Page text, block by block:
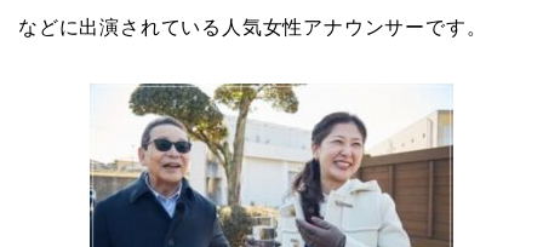
などに出演されている人気女性アナウンサーです。